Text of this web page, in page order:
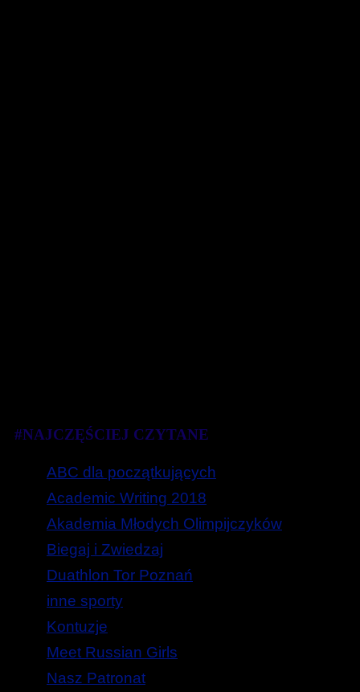
#NAJCZĘŚCIEJ CZYTANE
ABC dla początkujących
Academic Writing 2018
Akademia Młodych Olimpijczyków
Biegaj i Zwiedzaj
Duathlon Tor Poznań
inne sporty
Kontuzje
Meet Russian Girls
Nasz Patronat